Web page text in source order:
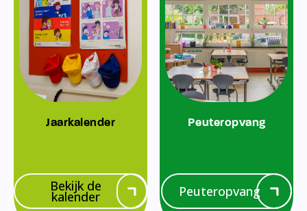
Jaarkalender
Bekijk de
kalender
Peuteropvang
Peuteropvang